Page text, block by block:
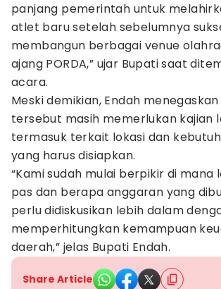
panjang pemerintah untuk
atlet baru setelah sebelumnya
membangun berbagai venue
ajang PORDA,” ujar Bupati saat
acara.
Meski demikian, Endah
tersebut masih memerlukan kajian
termasuk terkait lokasi dan
yang harus disiapkan.
“Kami sudah mulai berpikir di mana
pas dan berapa anggaran yang
perlu didiskusikan lebih dalam
memperhitungkan kemampuan
daerah,” jelas Bupati Endah.
Share Article